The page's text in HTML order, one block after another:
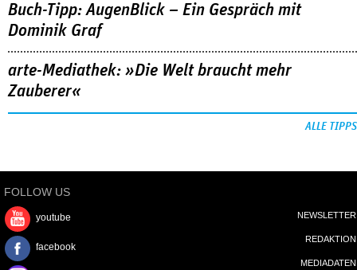
Buch-Tipp: AugenBlick – Ein Gespräch mit
Dominik Graf
arte-Mediathek: »Die Welt braucht mehr
Zauberer«
ALLE TIPPS
FOLLOW US
youtube
facebook
NEWSLETTER
REDAKTION
MEDIADATEN